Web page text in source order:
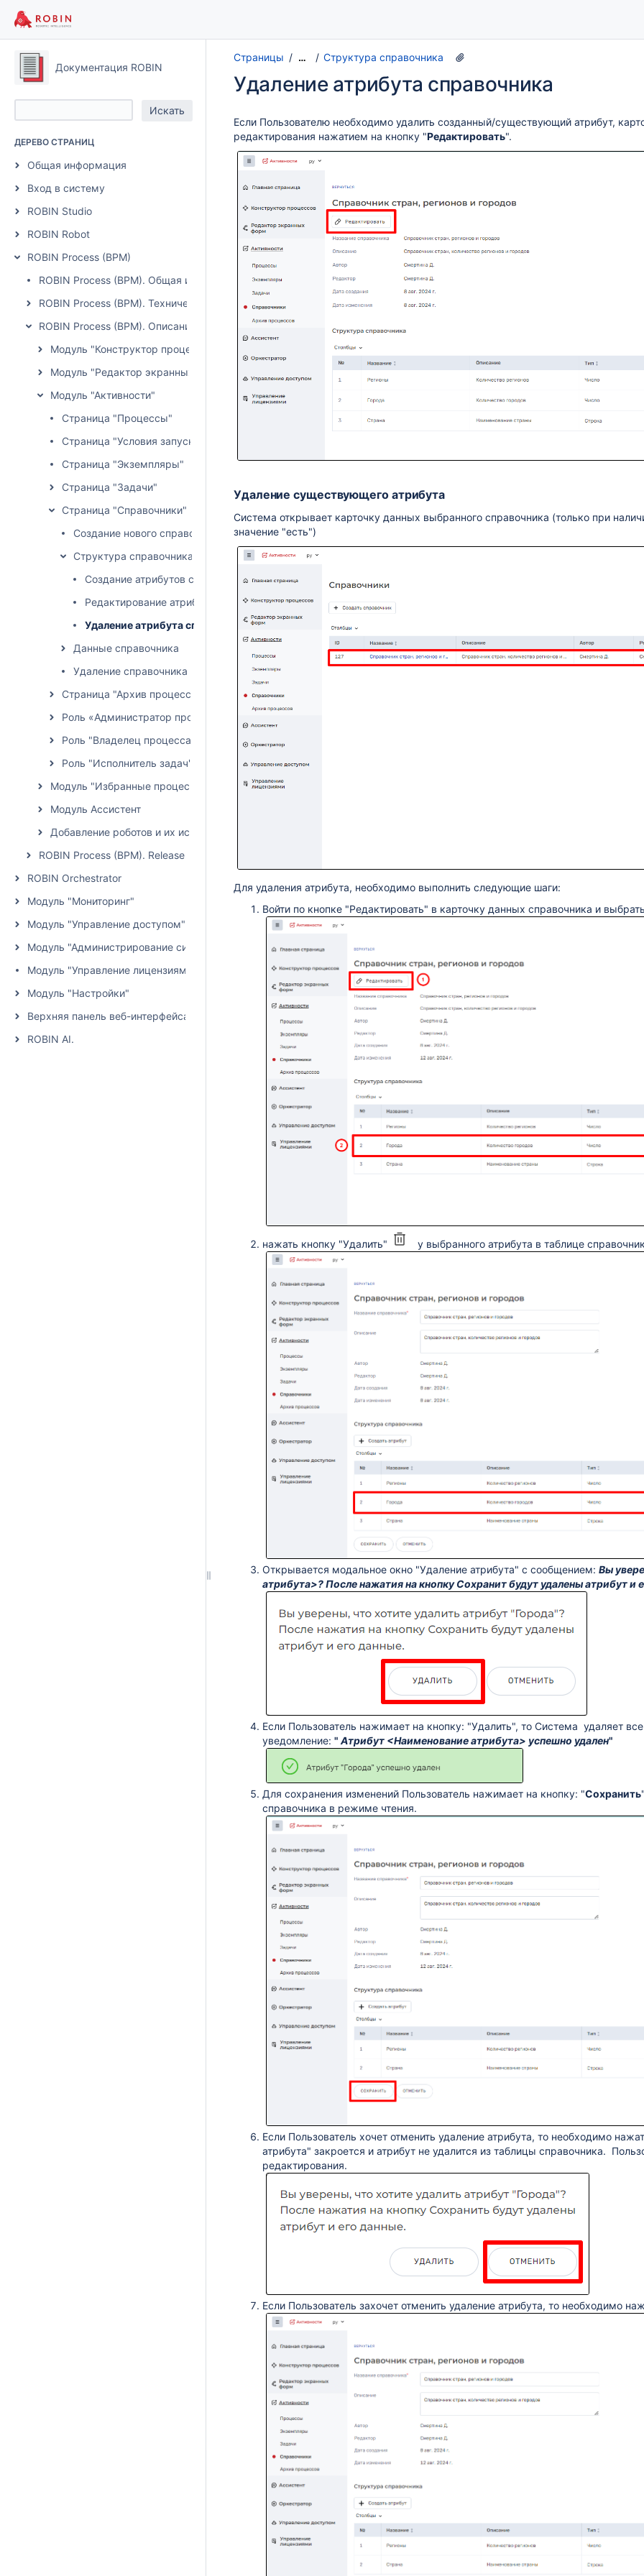
Документация ROBIN
ДЕРЕВО СТРАНИЦ
Общая информация
Вход в систему
ROBIN Studio
ROBIN Robot
ROBIN Process (BPM)
ROBIN Process (BPM). Общая информация
ROBIN Process (BPM). Технические требования, архитектура, варианты установки
ROBIN Process (BPM). Описание функциональных возможностей
Модуль "Конструктор процессов"
Модуль "Редактор экранных форм"
Модуль "Активности"
Страница "Процессы"
Страница "Условия запуска" - процессы
Страница "Экземпляры"
Страница "Задачи"
Страница "Справочники"
Создание нового справочника
Структура справочника
Создание атрибутов справочника
Редактирование атрибута справочника
Удаление атрибута справочника
Данные справочника
Удаление справочника
Страница "Архив процессов"
Роль «Администратор процессов»
Роль "Владелец процесса"
Роль "Исполнитель задач"
Модуль "Избранные процессы"
Модуль Ассистент
Добавление роботов и их использование в процессах
ROBIN Process (BPM). Release Notes
ROBIN Orchestrator
Модуль "Мониторинг"
Модуль "Управление доступом"
Модуль "Администрирование системы"
Модуль "Управление лицензиями"
Модуль "Настройки"
Верхняя панель веб-интерфейса
ROBIN AI.
Страницы … Структура справочника
Удаление атрибута справочника
Если Пользователю необходимо удалить созданный/существующий атрибут,
редактирования нажатием на кнопку "Редактировать".
Удаление существующего атрибута
Система открывает карточку данных выбранного справочника (только при
значение "есть")
Для удаления атрибута, необходимо выполнить следующие шаги:
Войти по кнопке "Редактировать" в карточку данных справочника и
нажать кнопку "Удалить" у выбранного атрибута в таблице
Открывается модальное окно "Удаление атрибута" с сообщением: Вы
атрибута>? После нажатия на кнопку Сохранит будут удалены атрибут и
Если Пользователь нажимает на кнопку: "Удалить", то Система удаляет
уведомление: " Атрибут <Наименование атрибута> успешно удален"
Для сохранения изменений Пользователь нажимает на кнопку: "Сохранить
справочника в режиме чтения.
Если Пользователь хочет отменить удаление атрибута, то необходимо
атрибута" закроется и атрибут не удалится из таблицы справочника.
редактирования.
Если Пользователь захочет отменить удаление атрибута, то необходимо